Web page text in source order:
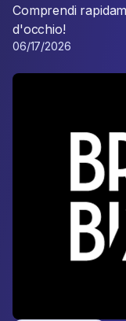
Comprendi
d'occhio!
06/17/2026